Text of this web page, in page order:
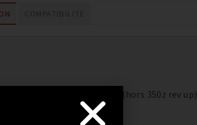
/ 350z 313cv / 370z / GTR (hors 350z rev up)